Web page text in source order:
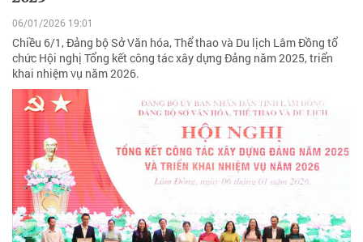
06/01/2026 19:01
Chiều 6/1, Đảng bộ Sở Văn hóa, Thể thao và Du lịch Lâm Đồng tổ
chức Hội nghị Tổng kết công tác xây dựng Đảng năm 2025, triển
khai nhiệm vụ năm 2026.